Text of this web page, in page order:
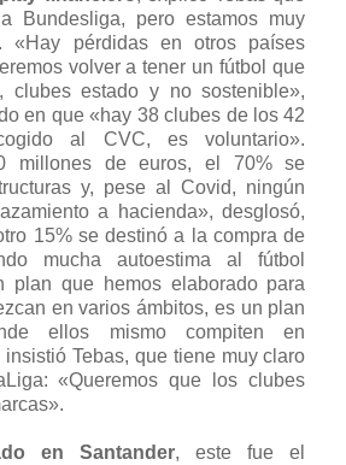
Bundesliga, pero estamos muy
«Hay pérdidas en otros países
volver a tener un fútbol que
clubes estado y no sostenible»,
en que «hay 38 clubes de los 42
al CVC, es voluntario».
millones de euros, el 70% se
y, pese al Covid, ningún
a hacienda», desglosó,
15% se destinó a la compra de
mucha autoestima al fútbol
plan que hemos elaborado para
en varios ámbitos, es un plan
ellos mismo compiten en
insistió Tebas, que tiene muy claro
«Queremos que los clubes
en Santander, este fue el